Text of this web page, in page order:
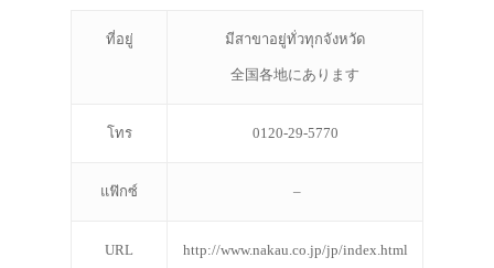
ที่อยู่ มีสาขาอยู่ทั่วทุกจังหวัด
全国各地にあります
โทร 0120-29-5770
แฟ๊กซ์ –
URL http://www.nakau.co.jp/jp/index.html